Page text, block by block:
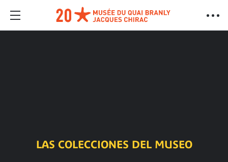
LAS COLECCIONES DEL MUSEO